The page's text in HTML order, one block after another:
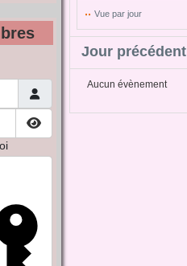
Afficher le mot de passe
Vue par jour
Jour précédent
Aucun évènement